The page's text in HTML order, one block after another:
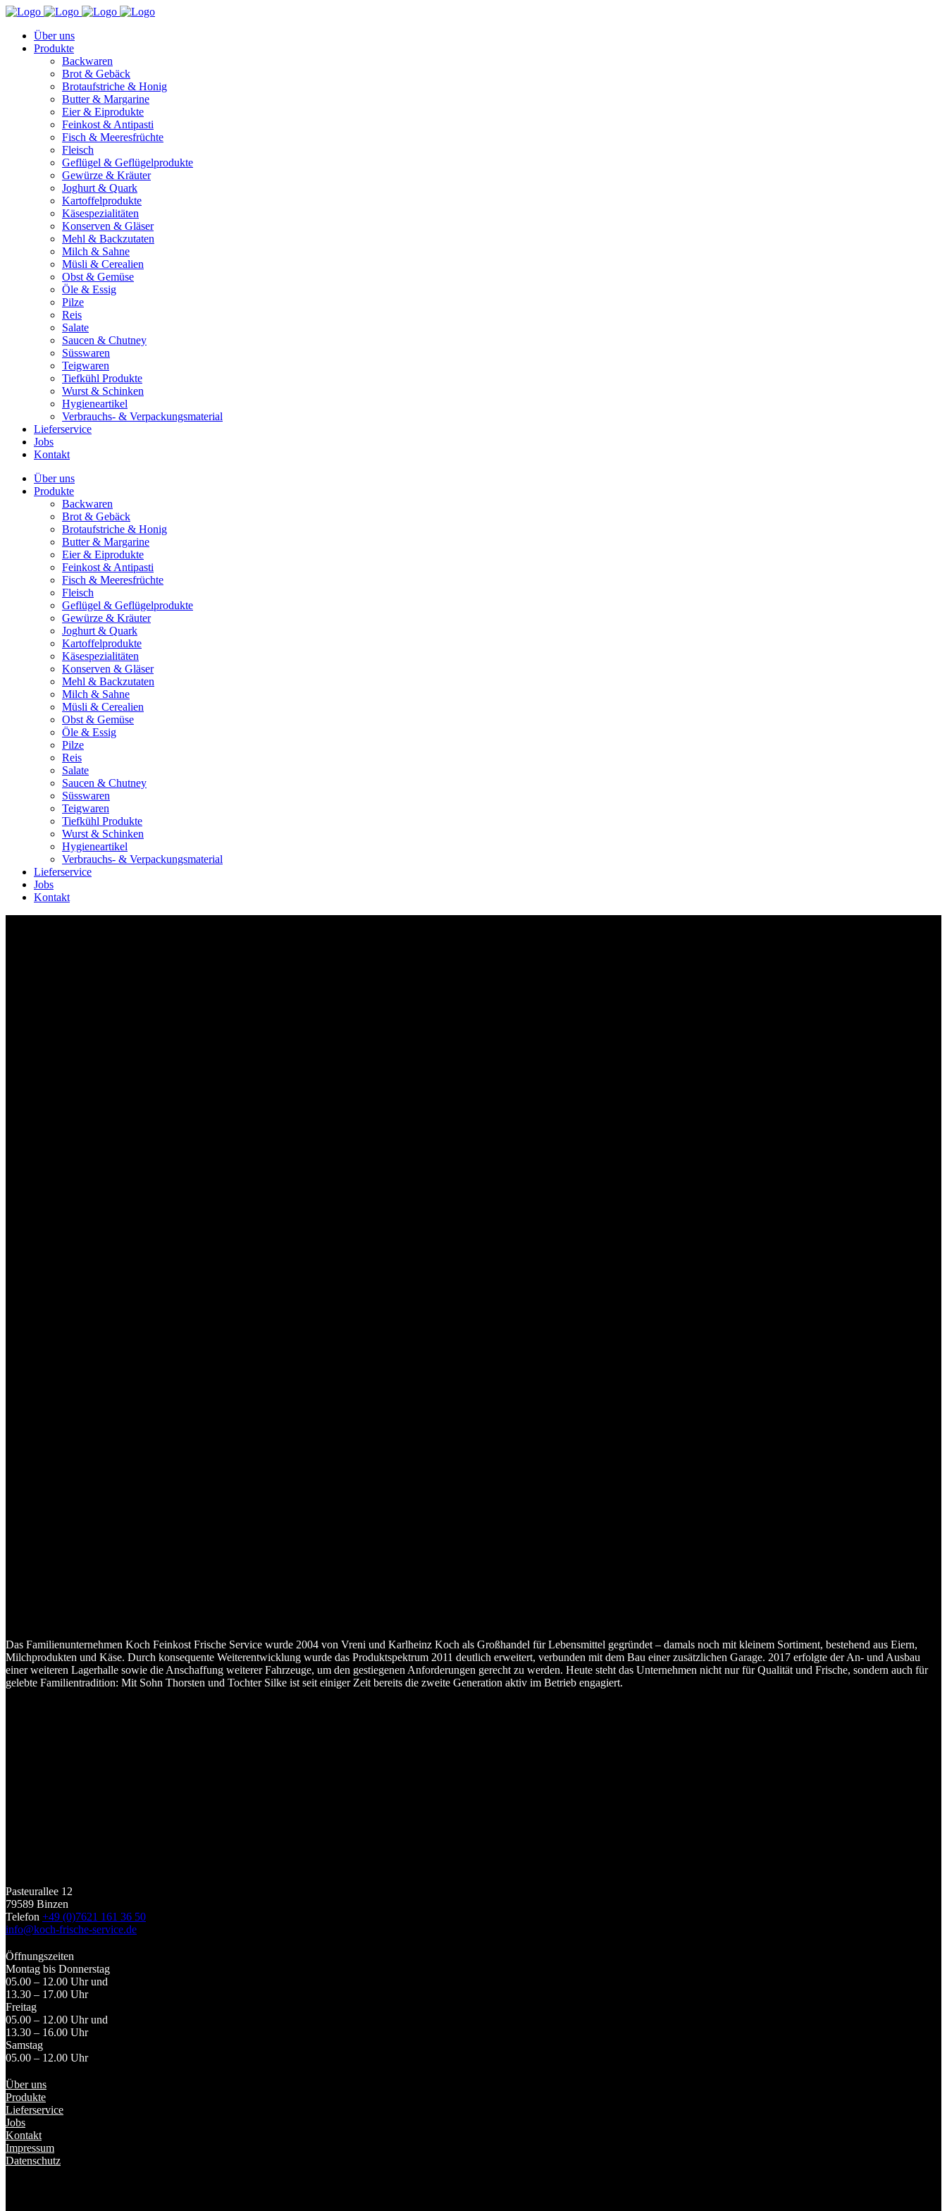
Über uns
Produkte
Backwaren
Brot & Gebäck
Brotaufstriche & Honig
Butter & Margarine
Eier & Eiprodukte
Feinkost & Antipasti
Fisch & Meeresfrüchte
Fleisch
Geflügel & Geflügelprodukte
Gewürze & Kräuter
Joghurt & Quark
Kartoffelprodukte
Käsespezialitäten
Konserven & Gläser
Mehl & Backzutaten
Milch & Sahne
Müsli & Cerealien
Obst & Gemüse
Öle & Essig
Pilze
Reis
Salate
Saucen & Chutney
Süsswaren
Teigwaren
Tiefkühl Produkte
Wurst & Schinken
Hygieneartikel
Verbrauchs- & Verpackungsmaterial
Lieferservice
Jobs
Kontakt
Über uns
Produkte
Backwaren
Brot & Gebäck
Brotaufstriche & Honig
Butter & Margarine
Eier & Eiprodukte
Feinkost & Antipasti
Fisch & Meeresfrüchte
Fleisch
Geflügel & Geflügelprodukte
Gewürze & Kräuter
Joghurt & Quark
Kartoffelprodukte
Käsespezialitäten
Konserven & Gläser
Mehl & Backzutaten
Milch & Sahne
Müsli & Cerealien
Obst & Gemüse
Öle & Essig
Pilze
Reis
Salate
Saucen & Chutney
Süsswaren
Teigwaren
Tiefkühl Produkte
Wurst & Schinken
Hygieneartikel
Verbrauchs- & Verpackungsmaterial
Lieferservice
Jobs
Kontakt
Das Familienunternehmen Koch Feinkost Frische Service wurde 2004 von Vreni und Karlheinz Koch als Großhandel für Lebensmittel gegründet – damals noch mit kleinem Sortiment, bestehend aus Eiern,
Milchprodukten und Käse. Durch konsequente Weiterentwicklung wurde das Produktspektrum 2011 deutlich erweitert, verbunden mit dem Bau einer zusätzlichen Garage. 2017 erfolgte der An- und Ausbau
einer weiteren Lagerhalle sowie die Anschaffung weiterer Fahrzeuge, um den gestiegenen Anforderungen gerecht zu werden. Heute steht das Unternehmen nicht nur für Qualität und Frische, sondern auch für
gelebte Familientradition: Mit Sohn Thorsten und Tochter Silke ist seit einiger Zeit bereits die zweite Generation aktiv im Betrieb engagiert.
Pasteurallee 12
79589 Binzen
Telefon +49 (0)7621 161 36 50
info@koch-frische-service.de
Öffnungszeiten
Montag bis Donnerstag
05.00 – 12.00 Uhr und
13.30 – 17.00 Uhr
Freitag
05.00 – 12.00 Uhr und
13.30 – 16.00 Uhr
Samstag
05.00 – 12.00 Uhr
Über uns
Produkte
Lieferservice
Jobs
Kontakt
Impressum
Datenschutz